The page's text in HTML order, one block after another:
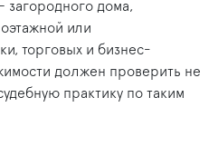
загородного дома,
или
торговых и бизнес-
должен проверить не
практику по таким